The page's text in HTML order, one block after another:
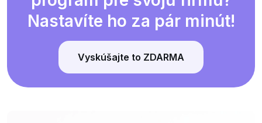
Nastavíte ho za pár minút!
Vyskúšajte to ZDARMA